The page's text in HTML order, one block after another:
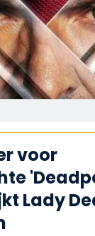
voor
Lady